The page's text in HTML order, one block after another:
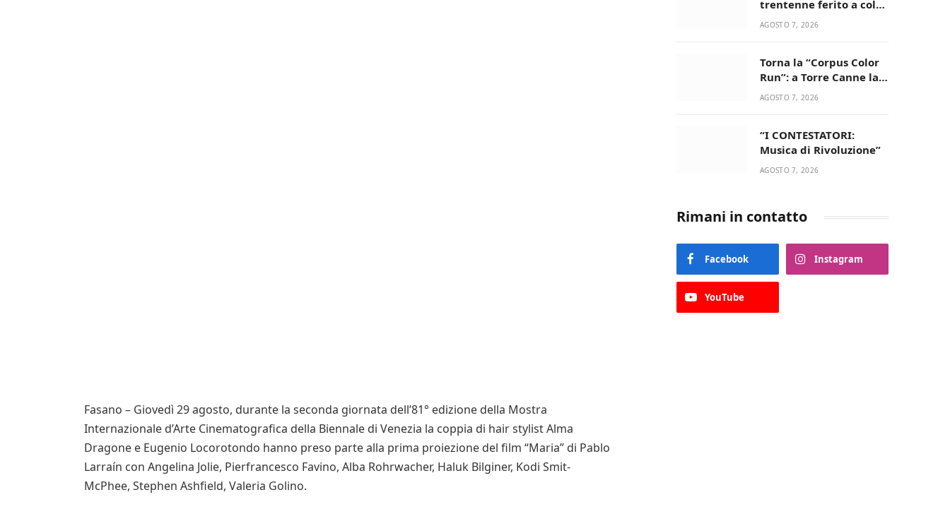
Fasano – Giovedì 29 agosto, durante la seconda giornata dell’81° edizione della Mostra
Internazionale d’Arte Cinematografica della Biennale di Venezia la coppia di hair stylist Alma
Dragone e Eugenio Locorotondo hanno preso parte alla prima proiezione del film “Maria” di Pablo
Larraín con Angelina Jolie, Pierfrancesco Favino, Alba Rohrwacher, Haluk Bilginer, Kodi Smit-
McPhee, Stephen Ashfield, Valeria Golino.
trentenne ferito a colpi
di pistola in casa
AGOSTO 7, 2026
Torna la “Corpus Color
Run”: a Torre Canne la
corsa più allegra e
AGOSTO 7, 2026
“I CONTESTATORI:
Musica di Rivoluzione”
AGOSTO 7, 2026
Rimani in contatto
Facebook Instagram
YouTube